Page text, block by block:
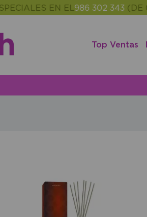
EN EL 986 302 343 (DE
Top Ventas